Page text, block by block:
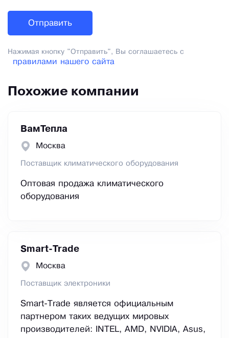
Нажимая кнопку "Отправить", Вы соглашаетесь с
правилами нашего сайта
Похожие компании
ВамТепла
Москва
Поставщик климатического оборудования
Оптовая продажа климатического
оборудования
Smart-Trade
Москва
Поставщик электроники
Smart-Trade является официальным
партнером таких ведущих мировых
производителей: INTEL, AMD, NVIDIA, Asus,